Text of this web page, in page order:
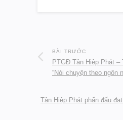
BÀI TRƯỚC
PTGĐ Tân Hiệp Phát
“Nói chuyện theo ngôn
Tân Hiệp Phát phấn đấu